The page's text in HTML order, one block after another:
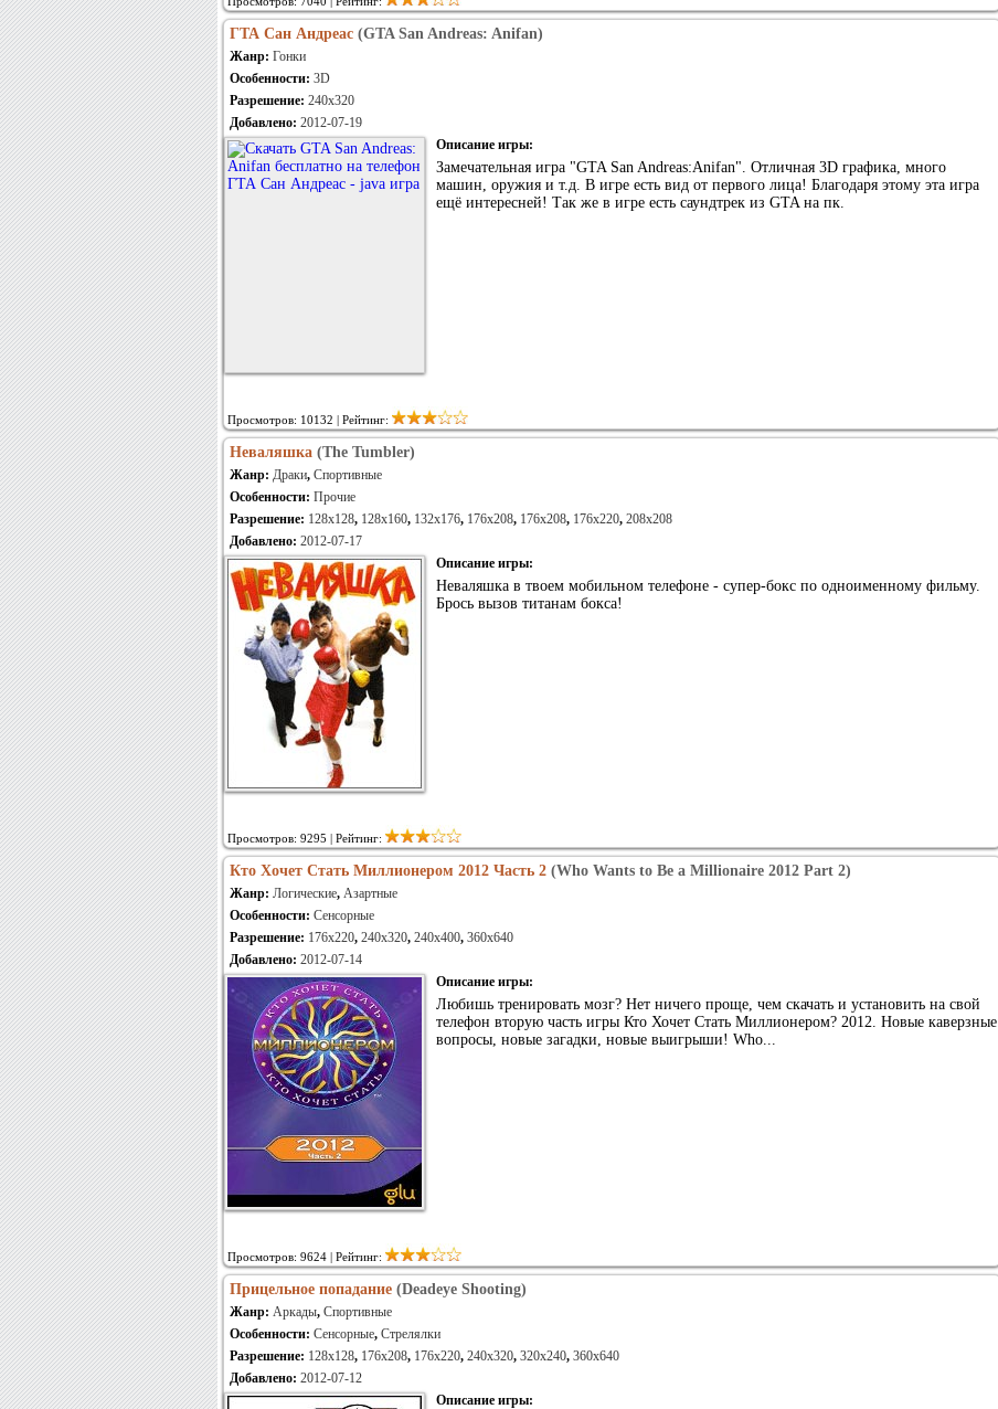
ГТА Сан Андреас (GTA San Andreas: Anifan)
Жанр: Гонки
Особенности: 3D
Разрешение: 240x320
Добавлено: 2012-07-19
Описание игры:
Замечательная игра "GTA San Andreas:Anifan". Отличная 3D графика, много
машин, оружия и т.д. В игре есть вид от первого лица! Благодаря этому эта игра
ещё интересней! Так же в игре есть саундтрек из GTA на пк.
Просмотров: 10132 | Рейтинг:
Неваляшка (The Tumbler)
Жанр: Драки, Спортивные
Особенности: Прочие
Разрешение: 128x128, 128x160, 132x176, 176x208, 176x208, 176x220, 208x208
Добавлено: 2012-07-17
Описание игры:
Неваляшка в твоем мобильном телефоне - супер-бокс по одноименному фильму.
Брось вызов титанам бокса!
Просмотров: 9295 | Рейтинг:
Кто Хочет Стать Миллионером 2012 Часть 2 (Who Wants to Be a Millionaire 2012 Part 2)
Жанр: Логические, Азартные
Особенности: Сенсорные
Разрешение: 176x220, 240x320, 240x400, 360x640
Добавлено: 2012-07-14
Описание игры:
Любишь тренировать мозг? Нет ничего проще, чем скачать и установить на свой
телефон вторую часть игры Кто Хочет Стать Миллионером? 2012. Новые каверзные
вопросы, новые загадки, новые выигрыши! Who...
Просмотров: 9624 | Рейтинг:
Прицельное попадание (Deadeye Shooting)
Жанр: Аркады, Спортивные
Особенности: Сенсорные, Стрелялки
Разрешение: 128x128, 176x208, 176x220, 240x320, 320x240, 360x640
Добавлено: 2012-07-12
Описание игры: